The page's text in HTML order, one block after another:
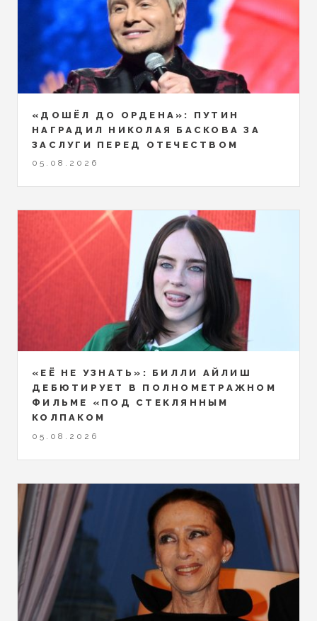
«ДОШЁЛ ДО ОРДЕНА»: ПУТИН
НАГРАДИЛ НИКОЛАЯ БАСКОВА ЗА
ЗАСЛУГИ ПЕРЕД ОТЕЧЕСТВОМ
05.08.2026
«ЕЁ НЕ УЗНАТЬ»: БИЛЛИ АЙЛИШ
ДЕБЮТИРУЕТ В ПОЛНОМЕТРАЖНОМ
ФИЛЬМЕ «ПОД СТЕКЛЯННЫМ
КОЛПАКОМ
05.08.2026